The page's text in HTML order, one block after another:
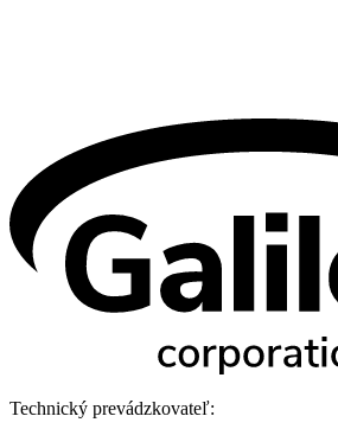
Technický prevádzkovateľ: